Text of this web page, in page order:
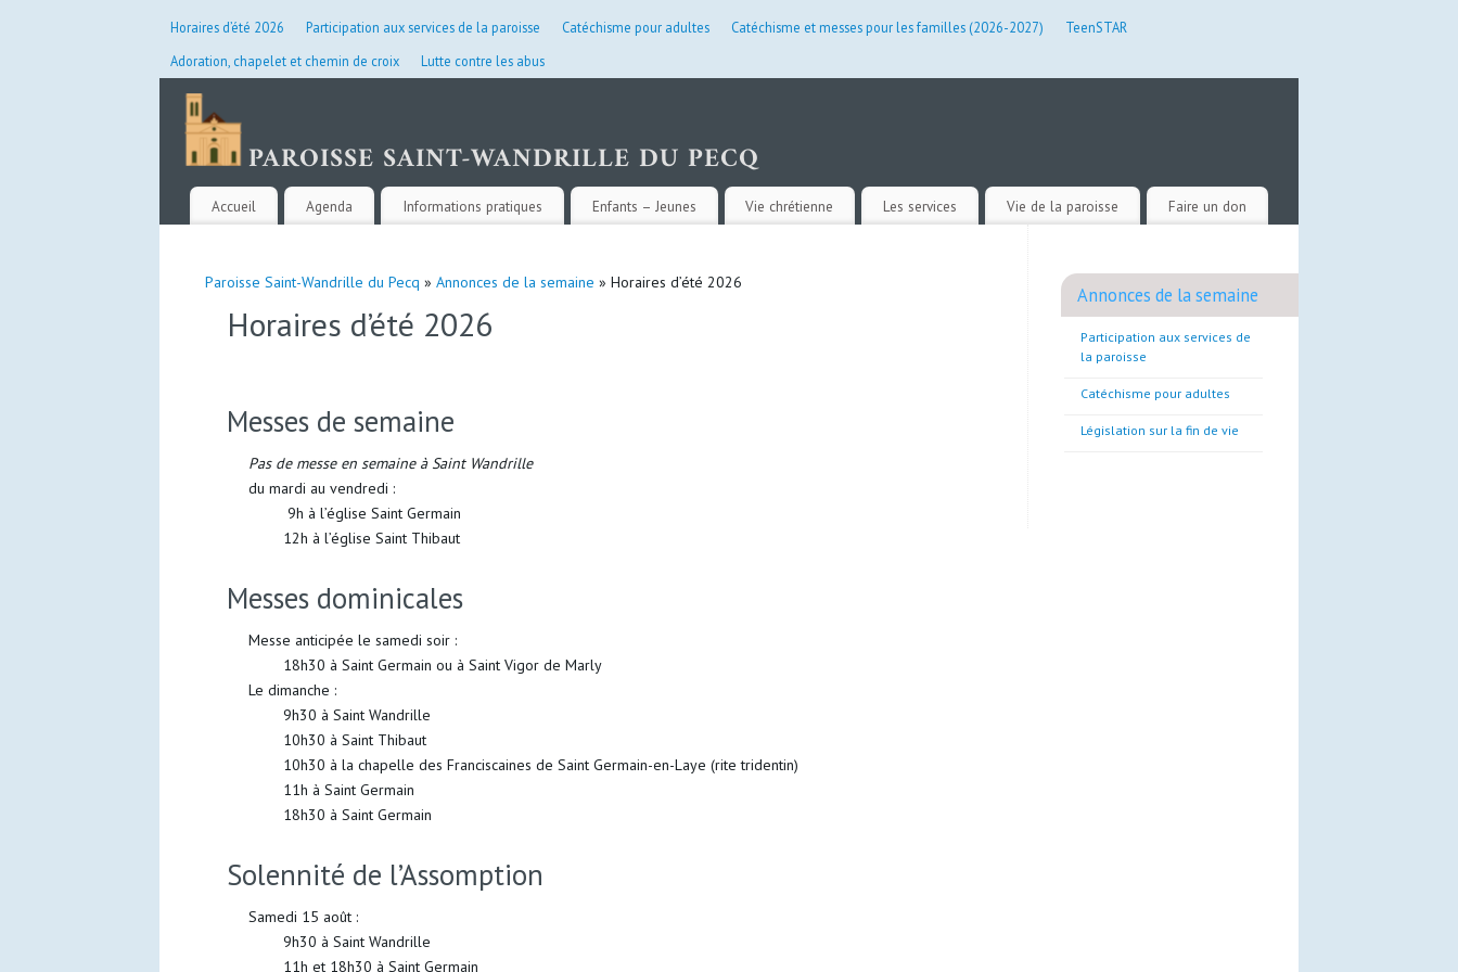
Horaires d’été 2026 Participation aux services de la paroisse Catéchisme pour adultes Catéchisme et messes pour les familles (2026-2027)
TeenSTAR
Adoration, chapelet et chemin de croix
Lutte contre les abus
Accueil Agenda Informations pratiques Enfants – Jeunes Vie chrétienne Les services Vie de la paroisse Faire un don
Paroisse Saint-Wandrille du Pecq » Annonces de la semaine » Horaires d’été 2026
Horaires d’été 2026
Messes de semaine
Pas de messe en semaine à Saint Wandrille
du mardi au vendredi :
9h à l’église Saint Germain
12h à l’église Saint Thibaut
Messes dominicales
Messe anticipée le samedi soir :
18h30 à Saint Germain ou à Saint Vigor de Marly
Le dimanche :
9h30 à Saint Wandrille
10h30 à Saint Thibaut
10h30 à la chapelle des Franciscaines de Saint Germain-en-Laye (rite tridentin)
11h à Saint Germain
18h30 à Saint Germain
Solennité de l’Assomption
Samedi 15 août :
9h30 à Saint Wandrille
11h et 18h30 à Saint Germain
Annonces de la semaine
Participation aux services de
la paroisse
Catéchisme pour adultes
Législation sur la fin de vie